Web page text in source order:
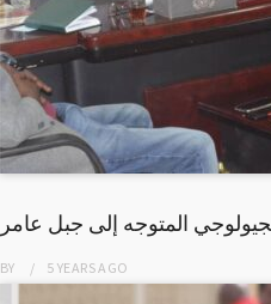
المتوجه إلى جبل عامر
BY 5 YEARSAGO